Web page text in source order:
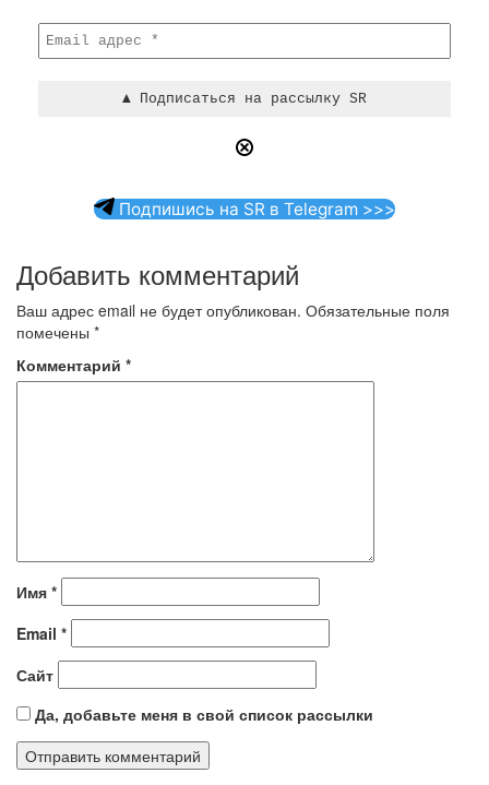
Подпишись на SR в Telegram >>>
Добавить комментарий
Ваш адрес email не будет опубликован. Обязательные поля
помечены *
Комментарий *
Имя *
Email *
Сайт
Да, добавьте меня в свой список рассылки